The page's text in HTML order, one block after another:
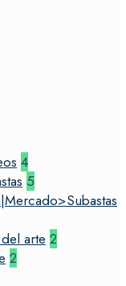
4
5
arte 2
2